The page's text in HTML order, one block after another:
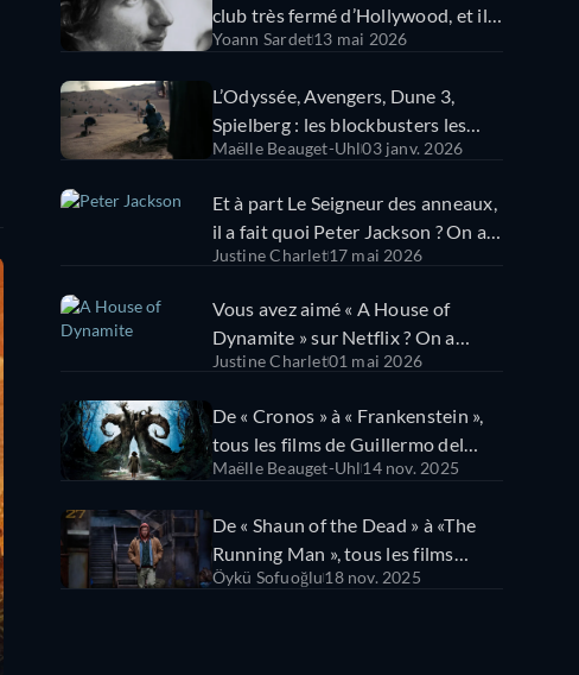
club très fermé d’Hollywood, et il
est en très bonne compagnie !
Yoann Sardet13 mai 2026
L’Odyssée, Avengers, Dune 3,
Spielberg : les blockbusters les
plus attendus en 2026 !
Maëlle Beauget-Uhl03 janv. 2026
Et à part Le Seigneur des anneaux,
il a fait quoi Peter Jackson ? On a
classé ses meilleurs films !
Justine Charlet17 mai 2026
Vous avez aimé « A House of
Dynamite » sur Netflix ? On a
classé tous les films de Kathryn
Justine Charlet01 mai 2026
De « Cronos » à « Frankenstein »,
tous les films de Guillermo del
Toro dans l’ordre de sortie
Maëlle Beauget-Uhl14 nov. 2025
De « Shaun of the Dead » à «The
Running Man », tous les films
d’Edgar Wright dans l’ordre !
Öykü Sofuoğlu18 nov. 2025